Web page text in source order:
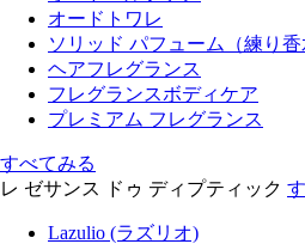
オードトワレ
ソリッド パフューム（練り香
ヘアフレグランス
フレグランスボディケア
プレミアム フレグランス
すべてみる
レ ゼサンス ドゥ ディプティック
Lazulio (ラズリオ)